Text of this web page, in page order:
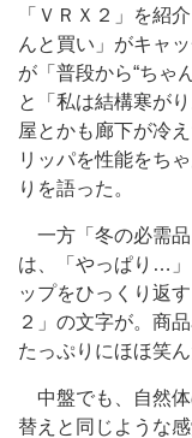
「ＶＲＸ２」を紹
んと買い」がキャ
が「普段から“ちゃ
と「私は結構寒が
屋とかも廊下が冷
リッパを性能をち
りを語った。
一方「冬の必需品
は、「やっぱり…」
ップをひっくり返
２」の文字が。商
たっぷりにほほ笑ん
中盤でも、自然体
替えと同じような